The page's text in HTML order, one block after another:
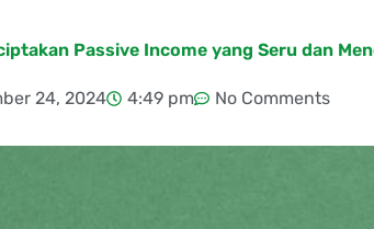
Passive Income yang Seru dan
24, 2024 4:49 pm No Comments